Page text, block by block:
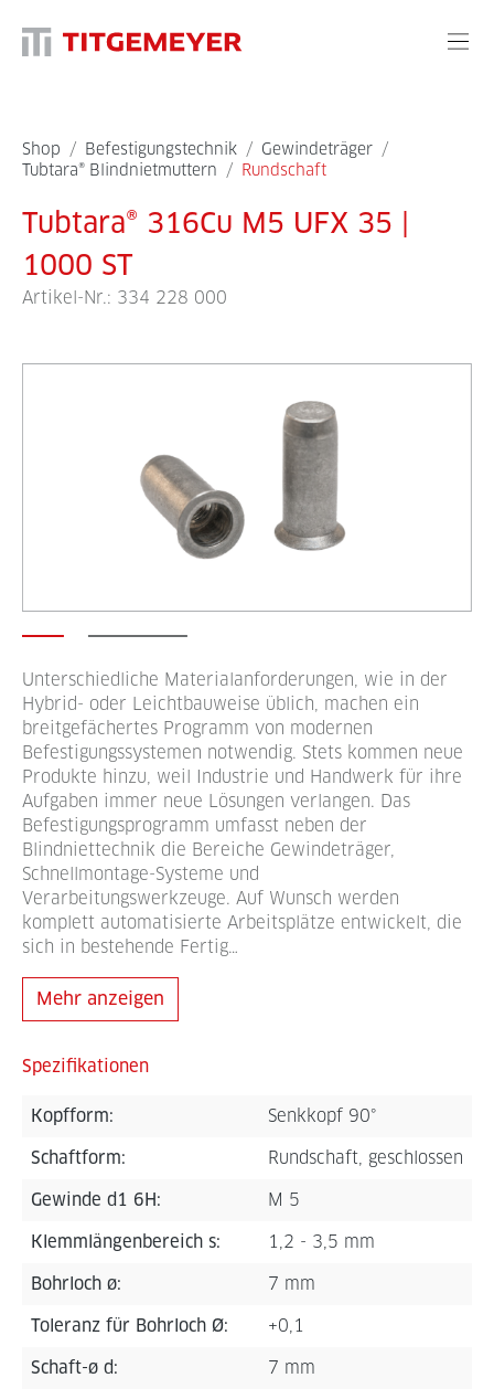
Shop / Befestigungstechnik / Gewindeträger /
Tubtara® Blindnietmuttern / Rundschaft
Tubtara® 316Cu M5 UFX 35 |
1000 ST
Artikel-Nr.: 334 228 000
Unterschiedliche Materialanforderungen, wie in der
Hybrid- oder Leichtbauweise üblich, machen ein
breitgefächertes Programm von modernen
Befestigungssystemen notwendig. Stets kommen neue
Produkte hinzu, weil Industrie und Handwerk für ihre
Aufgaben immer neue Lösungen verlangen. Das
Befestigungsprogramm umfasst neben der
Blindniettechnik die Bereiche Gewindeträger,
Schnellmontage-Systeme und
Verarbeitungswerkzeuge. Auf Wunsch werden
komplett automatisierte Arbeitsplätze entwickelt, die
sich in bestehende Fertig…
Mehr anzeigen
Spezifikationen
Kopfform: Senkkopf 90°
Schaftform: Rundschaft, geschlossen
Gewinde d1 6H: M 5
Klemmlängenbereich s: 1,2 - 3,5 mm
Bohrloch ø: 7 mm
Toleranz für Bohrloch Ø: +0,1
Schaft-ø d: 7 mm